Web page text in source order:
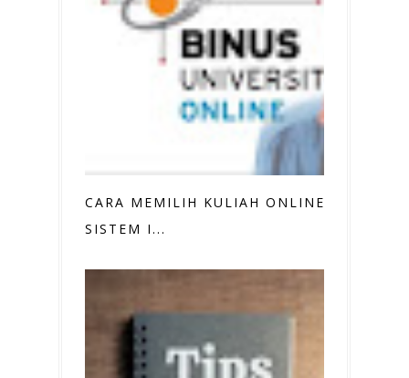
CARA MEMILIH KULIAH ONLINE
SISTEM I...